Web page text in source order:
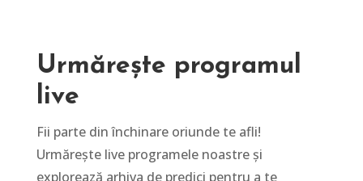
Urmărește programul
live
Fii parte din închinare oriunde te afli!
Urmărește live programele noastre și
explorează arhiva de predici pentru a te